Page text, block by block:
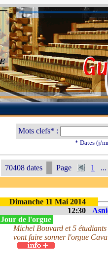
Mots clefs* :
* Dates (j/
70408 dates Page 1 ...
Dimanche 11 Mai 2014
12:30
Jour de l'orgue
Michel Bouvard et 5
vont faire sonner l'orgue